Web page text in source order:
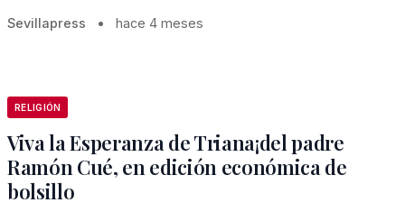
Sevillapress • hace 4 meses
RELIGIÓN
Viva la Esperanza de Triana¡del padre
Ramón Cué, en edición económica de
bolsillo